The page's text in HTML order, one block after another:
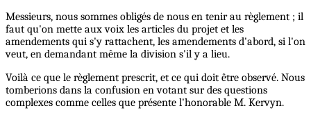
Messieurs, nous sommes obligés de nous en tenir au règlement ; il
faut qu'on mette aux voix les articles du projet et les
amendements qui s'y rattachent, les amendements d'abord, si l'on
veut, en demandant même la division s'il y a lieu.
Voilà ce que le règlement prescrit, et ce qui doit être observé. Nous
tomberions dans la confusion en votant sur des questions
complexes comme celles que présente l'honorable M. Kervyn.